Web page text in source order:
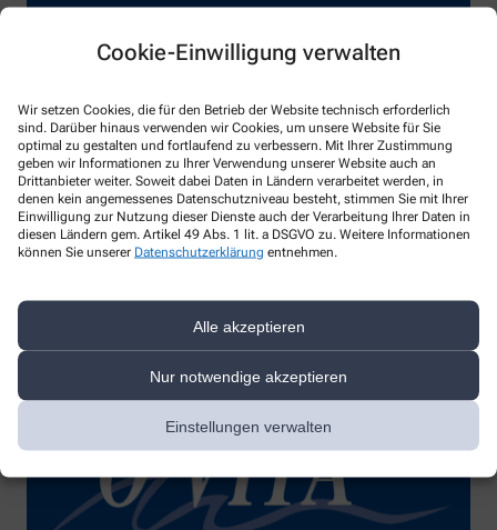
Cookie-Einwilligung verwalten
Wir setzen Cookies, die für den Betrieb der Website technisch erforderlich
sind. Darüber hinaus verwenden wir Cookies, um unsere Website für Sie
optimal zu gestalten und fortlaufend zu verbessern. Mit Ihrer Zustimmung
geben wir Informationen zu Ihrer Verwendung unserer Website auch an
Drittanbieter weiter. Soweit dabei Daten in Ländern verarbeitet werden, in
denen kein angemessenes Datenschutzniveau besteht, stimmen Sie mit Ihrer
Einwilligung zur Nutzung dieser Dienste auch der Verarbeitung Ihrer Daten in
diesen Ländern gem. Artikel 49 Abs. 1 lit. a DSGVO zu. Weitere Informationen
können Sie unserer Datenschutzerklärung entnehmen.
Alle akzeptieren
Nur notwendige akzeptieren
Einstellungen verwalten
APOTHEKE IM